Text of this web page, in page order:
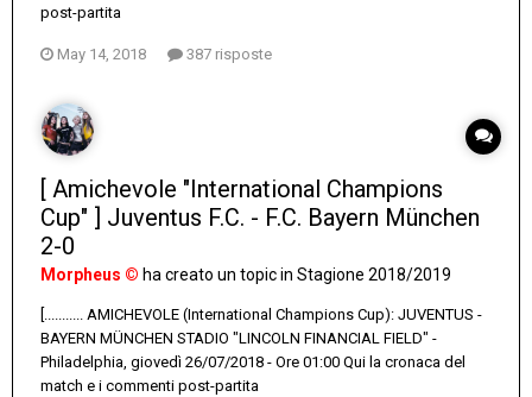
post-partita
May 14, 2018 387 risposte
[ Amichevole "International Champions
Cup" ] Juventus F.C. - F.C. Bayern München
2-0
Morpheus © ha creato un topic in Stagione 2018/2019
[........... AMICHEVOLE (International Champions Cup): JUVENTUS -
BAYERN MÜNCHEN STADIO "LINCOLN FINANCIAL FIELD" -
Philadelphia, giovedì 26/07/2018 - Ore 01:00 Qui la cronaca del
match e i commenti post-partita